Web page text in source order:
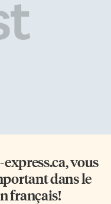
express.ca, vous
dans le
français!